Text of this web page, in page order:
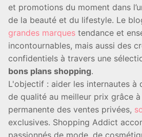
et promotions du moment dans
de la beauté et du lifestyle. Le
grandes marques tendance et
incontournables, mais aussi des
confidentiels à travers une
bons plans shopping.
L'objectif : aider les internautes à
de qualité au meilleur prix grâce
permanente des ventes privées,
exclusives. Shopping Addict
passionnés de mode, de